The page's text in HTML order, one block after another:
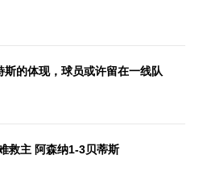
斯的体现，球员或许留在一线队
救主 阿森纳1-3贝蒂斯